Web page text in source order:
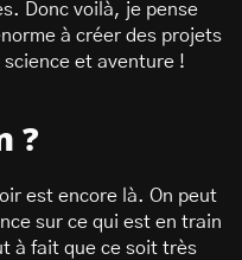
Donc voilà, je pense
à créer des projets
science et aventure !
?
est encore là. On peut
sur ce qui est en train
à fait que ce soit très